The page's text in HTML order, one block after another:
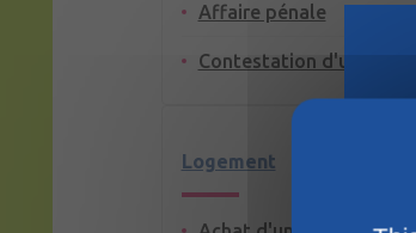
Affaire pénale
Contestation d'un
Logement